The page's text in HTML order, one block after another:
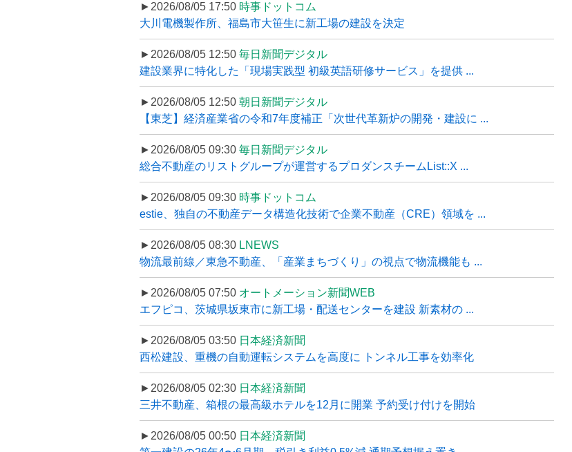
►2026/08/05 17:50 時事ドットコム
大川電機製作所、福島市大笹生に新工場の建設を決定
►2026/08/05 12:50 毎日新聞デジタル
建設業界に特化した「現場実践型 初級英語研修サービス」を提供 ...
►2026/08/05 12:50 朝日新聞デジタル
【東芝】経済産業省の令和7年度補正「次世代革新炉の開発・建設に ...
►2026/08/05 09:30 毎日新聞デジタル
総合不動産のリストグループが運営するプロダンスチームList::X ...
►2026/08/05 09:30 時事ドットコム
estie、独自の不動産データ構造化技術で企業不動産（CRE）領域を ...
►2026/08/05 08:30 LNEWS
物流最前線／東急不動産、「産業まちづくり」の視点で物流機能も ...
►2026/08/05 07:50 オートメーション新聞WEB
エフピコ、茨城県坂東市に新工場・配送センターを建設 新素材の ...
►2026/08/05 03:50 日本経済新聞
西松建設、重機の自動運転システムを高度に トンネル工事を効率化
►2026/08/05 02:30 日本経済新聞
三井不動産、箱根の最高級ホテルを12月に開業 予約受け付けを開始
►2026/08/05 00:50 日本経済新聞